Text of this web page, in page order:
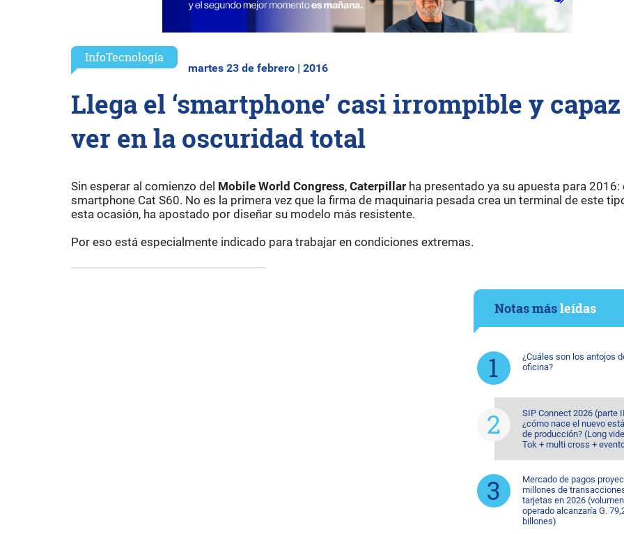
InfoTecnología
martes 23 de febrero | 2016
Llega el ‘smartphone’ casi irrompible y
ver en la oscuridad total
Sin esperar al comienzo del Mobile World Congress, Caterpillar ha presentado ya su apuesta para 2016:
smartphone Cat S60. No es la primera vez que la firma de maquinaria pesada crea un terminal de este
esta ocasión, ha apostado por diseñar su modelo más resistente.
Por eso está especialmente indicado para trabajar en condiciones extremas.
Notas másleídas
¿Cuáles son los antojos
oficina?
SIP Connect 2026 (parte
¿cómo nace el nuevo
de producción? (Long
Tok + multi cross +
Mercado de pagos
millones de
tarjetas en 2026 (volumen
operado alcanzaría G.
billones)